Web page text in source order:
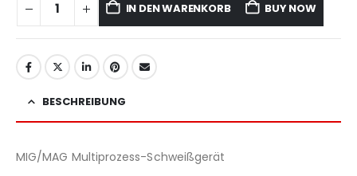
IN DEN WARENKORB BUY NOW
BESCHREIBUNG
MIG/MAG Multiprozess-Schweißgerät